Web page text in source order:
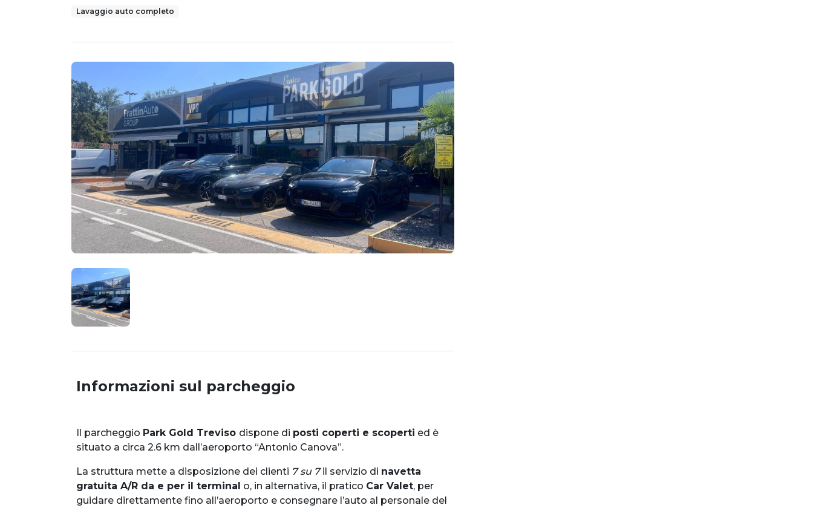
Lavaggio auto completo
Informazioni sul parcheggio
Il parcheggio Park Gold Treviso dispone di posti coperti e scoperti ed è
situato a circa 2.6 km dall’aeroporto “Antonio Canova”.
La struttura mette a disposizione dei clienti 7 su 7il servizio di navetta
gratuita A/R da e per il terminal o, in alternativa, il pratico Car Valet, per
guidare direttamente fino all’aeroporto e consegnare l’auto al personale del